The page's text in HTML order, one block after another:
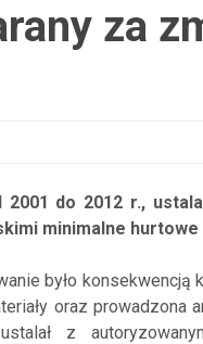
za
do 2012 r.,
minimalne
było
oraz prowadzona
z